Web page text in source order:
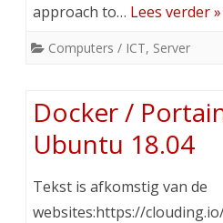
approach to… Lees verder »
Computers / ICT, Server
Docker /
Ubuntu 18.04
Tekst is afkomstig van de
websites:https://